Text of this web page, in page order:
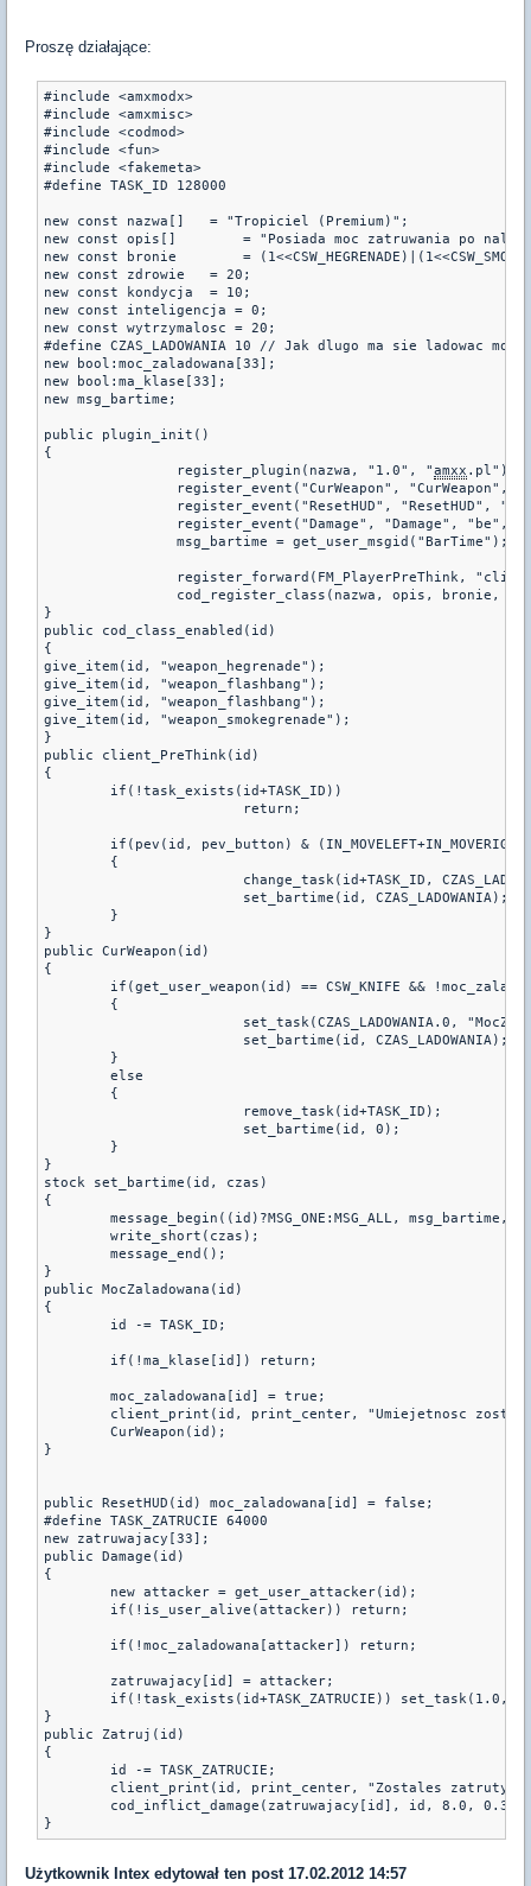
Proszę działające:
#include <amxmodx>
#include <amxmisc>
#include <codmod>
#include <fun>
#include <fakemeta>
#define TASK_ID 128000
new const nazwa[]   = "Tropiciel (Premium)";
new const opis[]	= "Posiada moc zatruwania po naladowaniu noza dla klasy";
new const bronie	= (1<<CSW_HEGRENADE)|(1<<CSW_SMOKEGRENADE)|(1<<CSW_FIVESEVEN)|(1<<CSW_MP5NAVY)|(1<<CSW_FLASHBANG);
new const zdrowie   = 20;
new const kondycja  = 10;
new const inteligencja = 0;
new const wytrzymalosc = 20;
#define CZAS_LADOWANIA 10 // Jak dlugo ma sie ladowac moc
new bool:moc_zaladowana[33];
new bool:ma_klase[33];
new msg_bartime;
public plugin_init()
{
		register_plugin(nazwa, "1.0", "
amxx .pl");
}
public cod_class_enabled(id)
{
give_item(id, "weapon_hegrenade");
give_item(id, "weapon_flashbang");
give_item(id, "weapon_flashbang");
give_item(id, "weapon_smokegrenade");
}
public client_PreThink(id)
{
}
public CurWeapon(id)
{
}
stock set_bartime(id, czas)
{
}
public MocZaladowana(id)
{
}
public ResetHUD(id) moc_zaladowana[id] = false;
#define TASK_ZATRUCIE 64000
new zatruwajacy[33];
public Damage(id)
{
}
public Zatruj(id)
{
Użytkownik Intex edytował ten post 17.02.2012 14:57